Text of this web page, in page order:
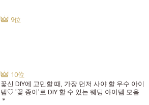
꽃신 DIY에 고민할 때, 가장 먼저 사야 할 우수 아이
템♡ '꽃 종이'로 DIY 할 수 있는 웨딩 아이템 모음
＊